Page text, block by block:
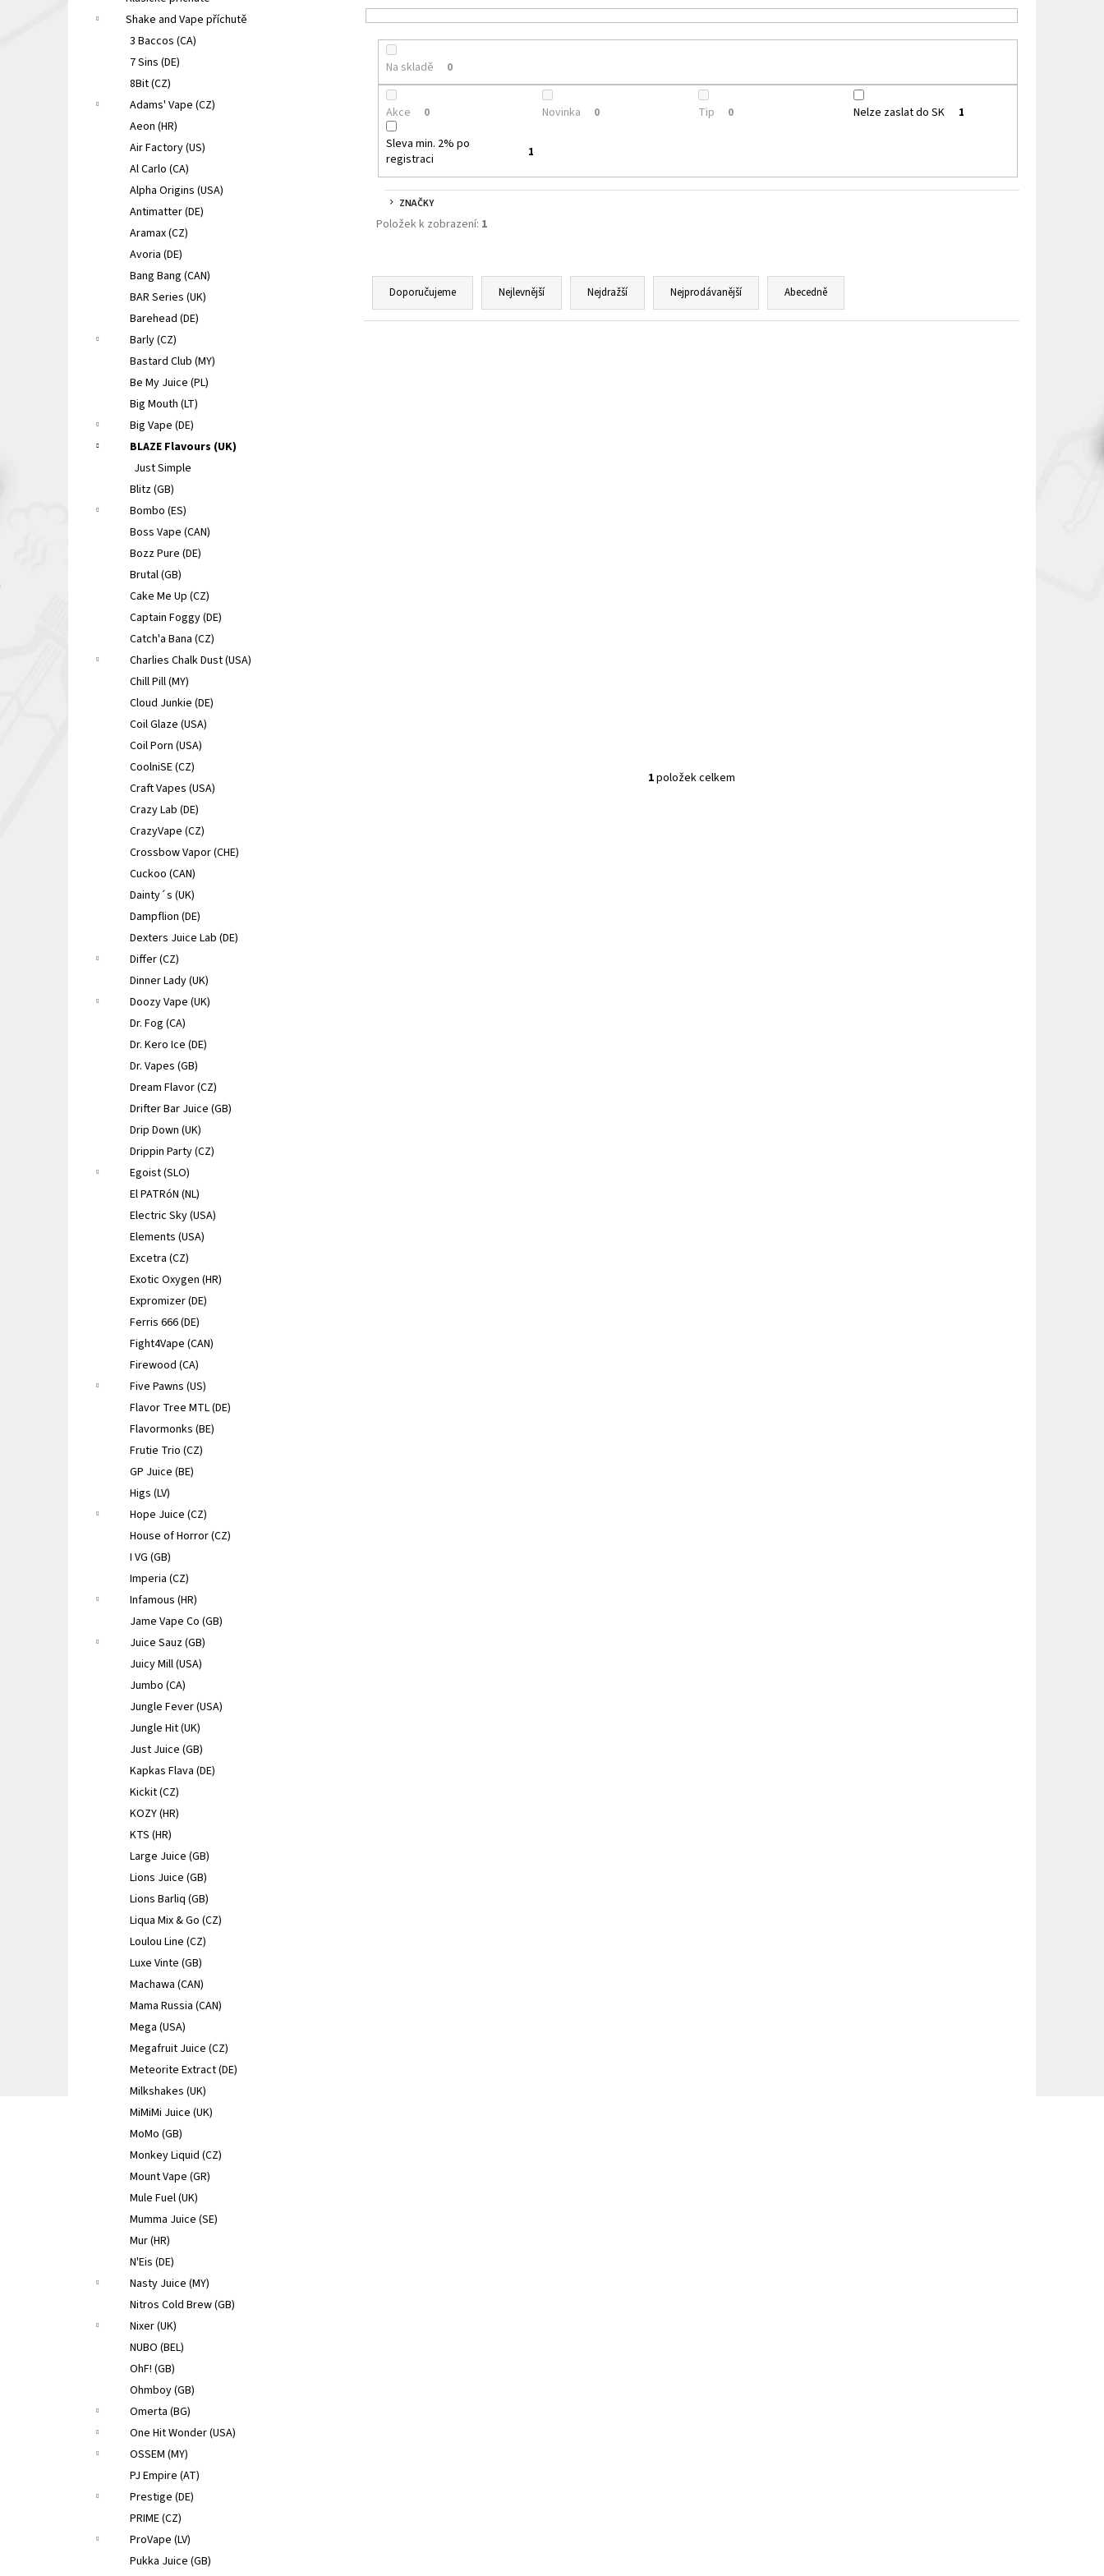
Shake and Vape příchutě
3 Baccos (CA)
7 Sins (DE)
8Bit (CZ)
Adams' Vape (CZ)
Aeon (HR)
Air Factory (US)
Al Carlo (CA)
Alpha Origins (USA)
Antimatter (DE)
Aramax (CZ)
Avoria (DE)
Bang Bang (CAN)
BAR Series (UK)
Barehead (DE)
Barly (CZ)
Bastard Club (MY)
Be My Juice (PL)
Big Mouth (LT)
Big Vape (DE)
BLAZE Flavours (UK)
Just Simple
Blitz (GB)
Bombo (ES)
Boss Vape (CAN)
Bozz Pure (DE)
Brutal (GB)
Cake Me Up (CZ)
Captain Foggy (DE)
Catch'a Bana (CZ)
Charlies Chalk Dust (USA)
Chill Pill (MY)
Cloud Junkie (DE)
Coil Glaze (USA)
Coil Porn (USA)
CoolniSE (CZ)
Craft Vapes (USA)
Crazy Lab (DE)
CrazyVape (CZ)
Crossbow Vapor (CHE)
Cuckoo (CAN)
Dainty´s (UK)
Dampflion (DE)
Dexters Juice Lab (DE)
Differ (CZ)
Dinner Lady (UK)
Doozy Vape (UK)
Dr. Fog (CA)
Dr. Kero Ice (DE)
Dr. Vapes (GB)
Dream Flavor (CZ)
Drifter Bar Juice (GB)
Drip Down (UK)
Drippin Party (CZ)
Egoist (SLO)
El PATRóN (NL)
Electric Sky (USA)
Elements (USA)
Excetra (CZ)
Exotic Oxygen (HR)
Expromizer (DE)
Ferris 666 (DE)
Fight4Vape (CAN)
Firewood (CA)
Five Pawns (US)
Flavor Tree MTL (DE)
Flavormonks (BE)
Frutie Trio (CZ)
GP Juice (BE)
Higs (LV)
Hope Juice (CZ)
House of Horror (CZ)
I VG (GB)
Imperia (CZ)
Infamous (HR)
Jame Vape Co (GB)
Juice Sauz (GB)
Juicy Mill (USA)
Jumbo (CA)
Jungle Fever (USA)
Jungle Hit (UK)
Just Juice (GB)
Kapkas Flava (DE)
Kickit (CZ)
KOZY (HR)
KTS (HR)
Large Juice (GB)
Lions Juice (GB)
Lions Barliq (GB)
Liqua Mix & Go (CZ)
Loulou Line (CZ)
Luxe Vinte (GB)
Machawa (CAN)
Mama Russia (CAN)
Mega (USA)
Megafruit Juice (CZ)
Meteorite Extract (DE)
Milkshakes (UK)
MiMiMi Juice (UK)
MoMo (GB)
Monkey Liquid (CZ)
Mount Vape (GR)
Mule Fuel (UK)
Mumma Juice (SE)
Mur (HR)
N'Eis (DE)
Nasty Juice (MY)
Nitros Cold Brew (GB)
Nixer (UK)
NUBO (BEL)
OhF! (GB)
Ohmboy (GB)
Omerta (BG)
One Hit Wonder (USA)
OSSEM (MY)
PJ Empire (AT)
Prestige (DE)
PRIME (CZ)
ProVape (LV)
Pukka Juice (GB)
Na skladě 0
Akce 0 Novinka 0 Tip 0 Nelze zaslat do SK 1
Sleva min. 2% po
registraci
1
ZNAČKY
Položek k zobrazení: 1
Ř
Z
Doporučujeme Nejlevnější Nejdražší Nejprodávanější Abecedně
O
1položek celkem
149 Kč
Původně: 165 Kč
48 Kč
159 Kč
Původně:195 Kč